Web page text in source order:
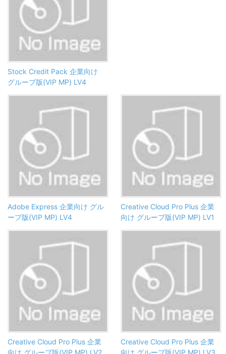
Stock Credit Pack 企業向け
グループ版(VIP MP) LV4
Adobe Express 企業向け グル
ープ版(VIP MP) LV4
Creative Cloud Pro Plus 企業
向け グループ版(VIP MP) LV1
Creative Cloud Pro Plus 企業
向け グループ版(VIP MP) LV2
Creative Cloud Pro Plus 企業
向け グループ版(VIP MP) LV3